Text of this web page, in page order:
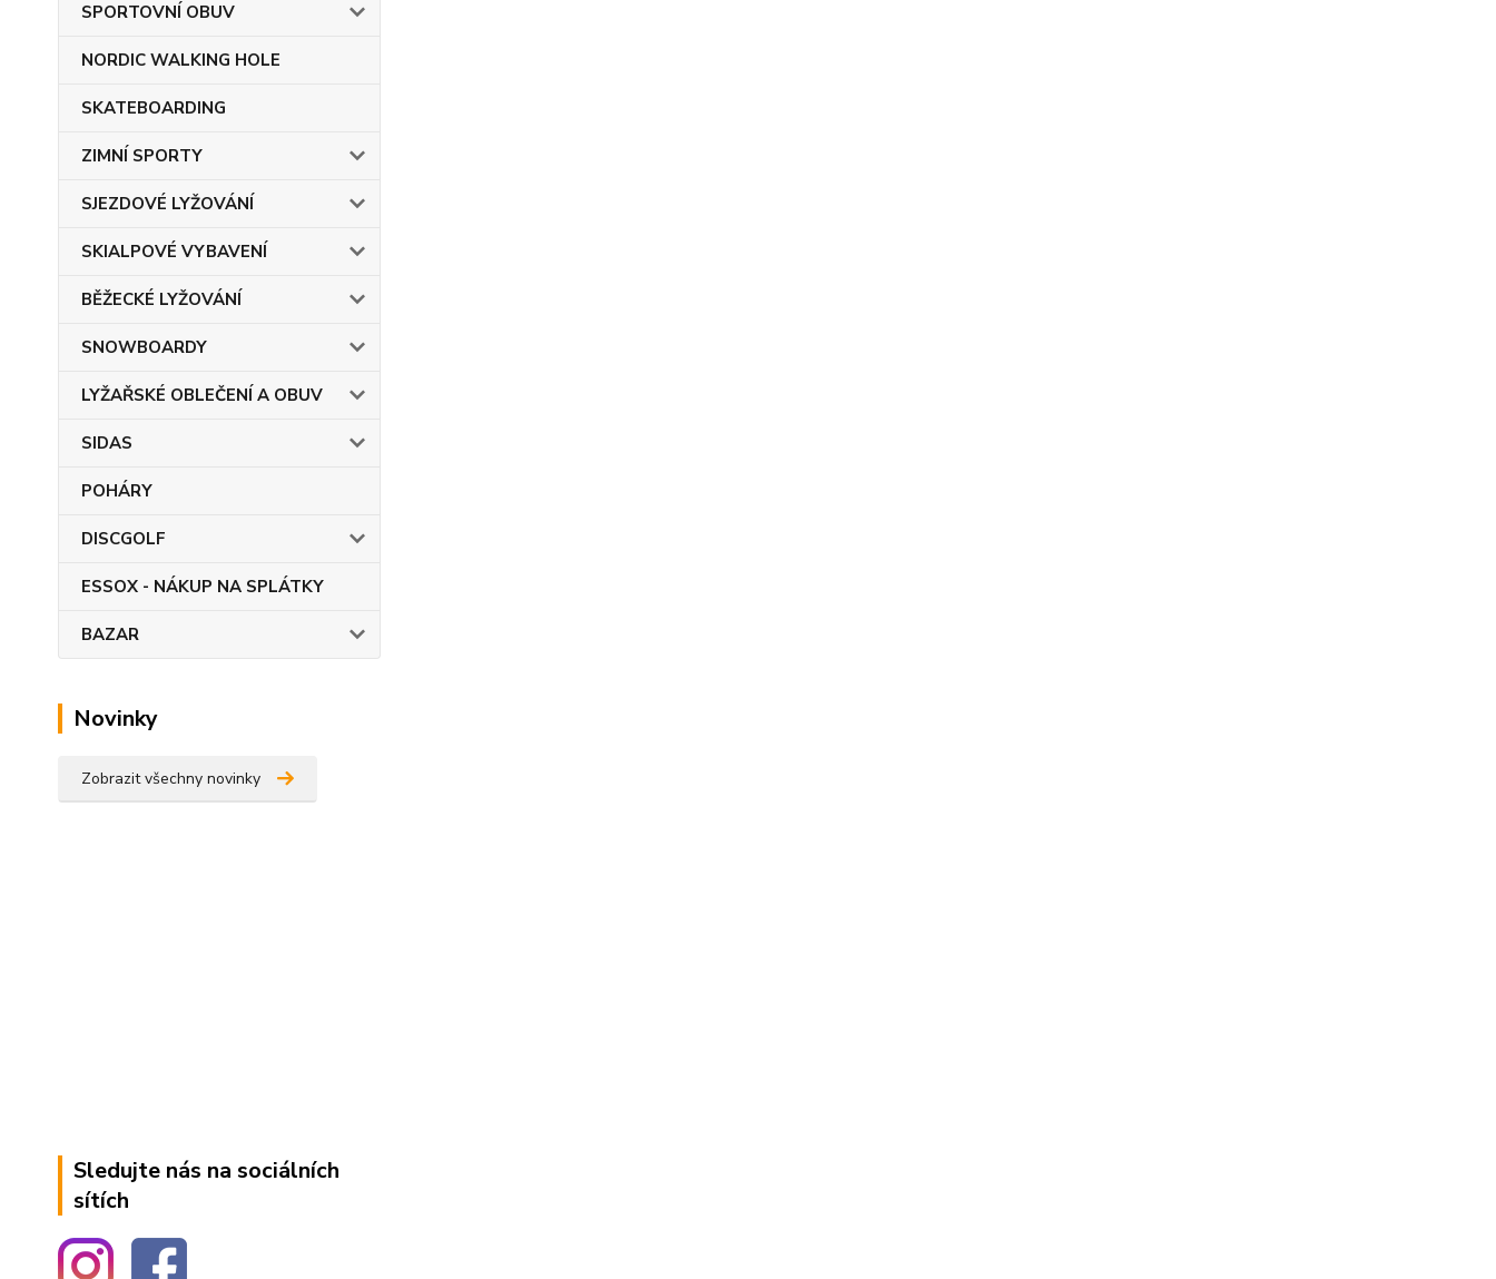
SPORTOVNÍ OBUV
NORDIC WALKING HOLE
SKATEBOARDING
ZIMNÍ SPORTY
SJEZDOVÉ LYŽOVÁNÍ
SKIALPOVÉ VYBAVENÍ
BĚŽECKÉ LYŽOVÁNÍ
SNOWBOARDY
LYŽAŘSKÉ OBLEČENÍ A OBUV
SIDAS
POHÁRY
DISCGOLF
ESSOX - NÁKUP NA SPLÁTKY
BAZAR
Novinky
Zobrazit všechny novinky
Sledujte nás na sociálních
sítích